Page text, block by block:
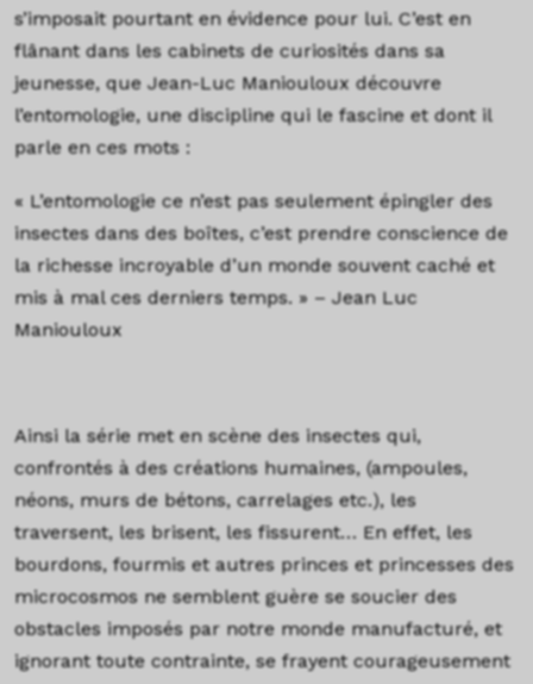
s’imposait pourtant en évidence pour lui. C’est en
flânant dans les cabinets de curiosités dans sa
jeunesse, que Jean-Luc Maniouloux découvre
l’entomologie, une discipline qui le fascine et dont il
parle en ces mots :
« L’entomologie ce n’est pas seulement épingler des
insectes dans des boîtes, c’est prendre conscience de
la richesse incroyable d’un monde souvent caché et
mis à mal ces derniers temps. » – Jean Luc
Maniouloux
Ainsi la série met en scène des insectes qui,
confrontés à des créations humaines, (ampoules,
néons, murs de bétons, carrelages etc.), les
traversent, les brisent, les fissurent… En effet, les
bourdons, fourmis et autres princes et princesses des
microcosmos ne semblent guère se soucier des
obstacles imposés par notre monde manufacturé, et
ignorant toute contrainte, se frayent courageusement